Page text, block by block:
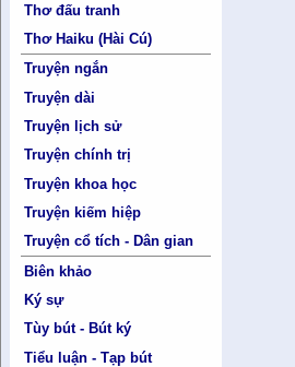
Thơ đấu tranh
Thơ Haiku (Hài Cú)
Truyện ngắn
Truyện dài
Truyện lịch sử
Truyện chính trị
Truyện khoa học
Truyện kiếm hiệp
Truyện cổ tích - Dân gian
Biên khảo
Ký sự
Tùy bút - Bút ký
Tiểu luận - Tạp bút